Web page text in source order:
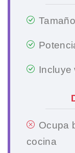
Incluye
Ocupa
cocina